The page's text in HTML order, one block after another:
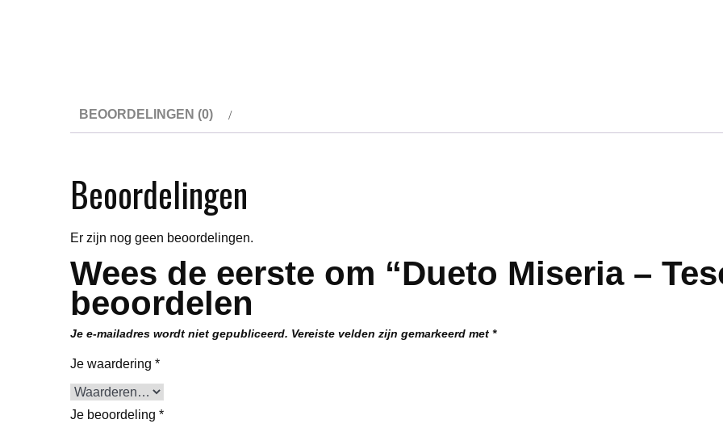
BEOORDELINGEN (0)
Beoordelingen
Er zijn nog geen beoordelingen.
Wees de eerste om “Dueto Miseria –
beoordelen
Je e-mailadres wordt niet gepubliceerd. Vereiste velden zijn gemarkeerd met *
Je waardering *
Je beoordeling *